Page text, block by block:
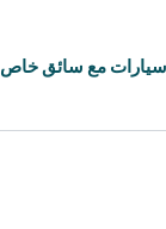
سيارات مع سائق خاص